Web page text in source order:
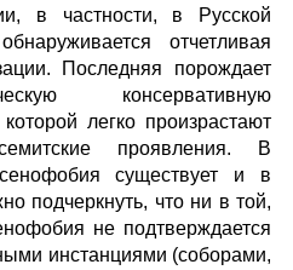
в частности, в Русской
отчетливая
Последняя порождает
консервативную
легко произрастают
проявления. В
существует и в
подчеркнуть, что ни в той,
не подтверждается
инстанциями (соборами,